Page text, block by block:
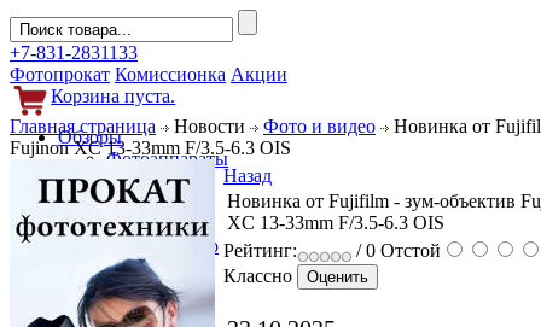
+7-831-2831133
Фотопрокат Комиссионка Акции
Корзина пуста.
Обзоры
Фотоаппараты
Объективы
Фильтры
Новости
Фото и видео
Гаджеты
Аксессуары
Слухи
Главная страница Новости Фото и видео
Новинка от
Fujinon XC 13-33mm F/3.5-6.3 OIS
Назад
Новинка от Fujifilm - зум-объектив
XC 13-33mm F/3.5-6.3 OIS
Рейтинг:
/ 0 Отстой
Классно